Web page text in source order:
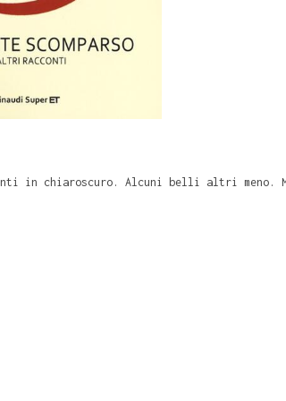
in chiaroscuro. Alcuni belli altri meno.